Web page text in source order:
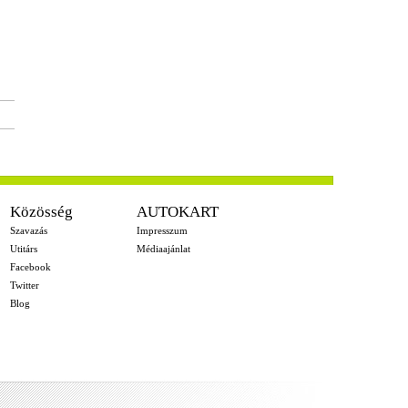
Közösség
Szavazás
Utitárs
Facebook
Twitter
Blog
AUTOKART
Impresszum
Médiaajánlat